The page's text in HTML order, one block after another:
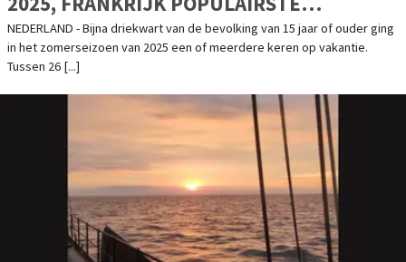
BESTEMMING
NEDERLAND - Bijna driekwart van de bevolking van 15 jaar of ouder ging
in het zomerseizoen van 2025 een of meerdere keren op vakantie.
Tussen 26 [...]